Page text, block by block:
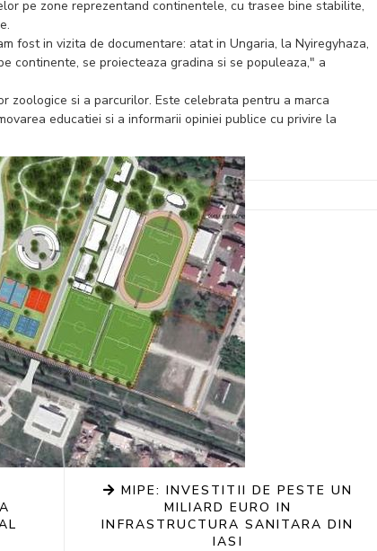
pe zone reprezentand continentele, cu trasee bine stabilite,
fost in vizita de documentare: atat in Ungaria, la Nyiregyhaza,
continente, se proiecteaza gradina si se populeaza," a
zoologice si a parcurilor. Este celebrata pentru a marca
educatiei si a informarii opiniei publice cu privire la
MIPE: INVESTITII DE PESTE UN
MILIARD EURO IN
INFRASTRUCTURA SANITARA DIN
IASI